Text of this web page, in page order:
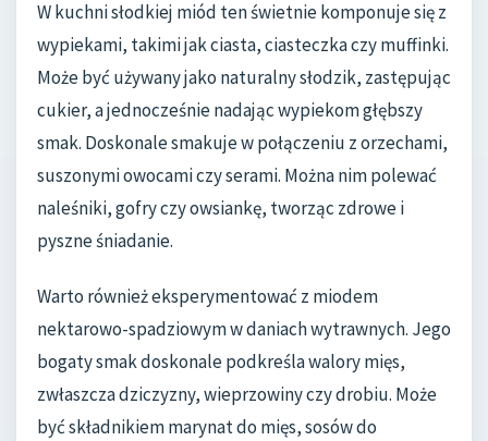
W kuchni słodkiej miód ten świetnie komponuje się z
wypiekami, takimi jak ciasta, ciasteczka czy muffinki.
Może być używany jako naturalny słodzik, zastępując
cukier, a jednocześnie nadając wypiekom głębszy
smak. Doskonale smakuje w połączeniu z orzechami,
suszonymi owocami czy serami. Można nim polewać
naleśniki, gofry czy owsiankę, tworząc zdrowe i
pyszne śniadanie.
Warto również eksperymentować z miodem
nektarowo-spadziowym w daniach wytrawnych. Jego
bogaty smak doskonale podkreśla walory mięs,
zwłaszcza dziczyzny, wieprzowiny czy drobiu. Może
być składnikiem marynat do mięs, sosów do